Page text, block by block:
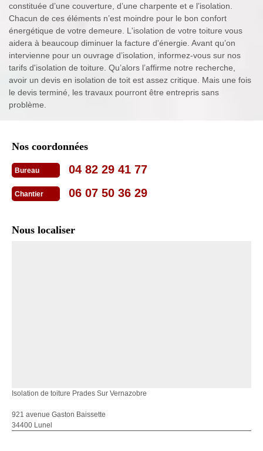
constituée d’une couverture, d’une charpente et e l’isolation.
Chacun de ces éléments n’est moindre pour le bon confort
énergétique de votre demeure. L'isolation de votre toiture vous
aidera à beaucoup diminuer la facture d'énergie. Avant qu’on
intervienne pour un ouvrage d’isolation, informez-vous sur nos
tarifs d'isolation de toiture. Qu’alors l’affirme notre recherche,
avoir un devis en isolation de toit est assez critique. Mais une fois
le devis terminé, les travaux pourront être entrepris sans
problème.
Nos coordonnées
Bureau 04 82 29 41 77
Chantier 06 07 50 36 29
Nous localiser
Isolation de toiture Prades Sur Vernazobre
921 avenue Gaston Baissette
34400 Lunel